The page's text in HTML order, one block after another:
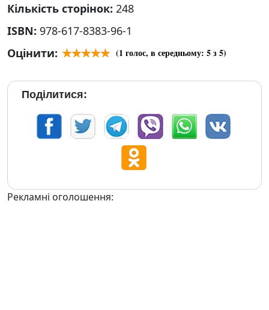
Кількість сторінок: 248
ISBN: 978-617-8383-96-1
Оцінити:
(1 голос, в середньому: 5з 5)
Поділитися:
Рекламні оголошення: